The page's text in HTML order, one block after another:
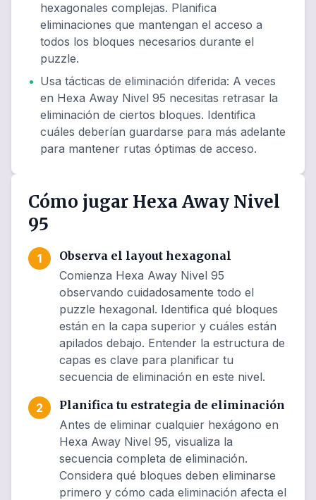
hexagonales complejas. Planifica
eliminaciones que mantengan el acceso a
todos los bloques necesarios durante el
puzzle.
• Usa tácticas de eliminación diferida: A veces
en Hexa Away Nivel 95 necesitas retrasar la
eliminación de ciertos bloques. Identifica
cuáles deberían guardarse para más adelante
para mantener rutas óptimas de acceso.
Cómo jugar Hexa Away Nivel
95
1
Observa el layout hexagonal
Comienza Hexa Away Nivel 95
observando cuidadosamente todo el
puzzle hexagonal. Identifica qué bloques
están en la capa superior y cuáles están
apilados debajo. Entender la estructura de
capas es clave para planificar tu
secuencia de eliminación en este nivel.
2
Planifica tu estrategia de eliminación
Antes de eliminar cualquier hexágono en
Hexa Away Nivel 95, visualiza la
secuencia completa de eliminación.
Considera qué bloques deben eliminarse
primero y cómo cada eliminación afecta el